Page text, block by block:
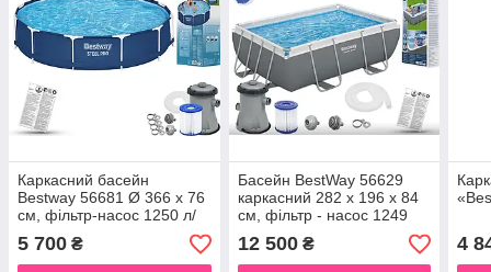
Каркасний басейн
Bestway 56681 Ø 366 х 76
см, фільтр-насос 1250 л/
год
5 700 ₴
Басейн BestWay 56629
каркасний 282 х 196 х 84
см, фільтр - насос 1249
12 500₴ 4